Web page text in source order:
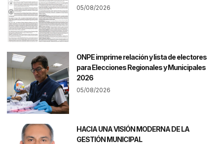
05/08/2026
ONPE imprime relación y lista de electores
para Elecciones Regionales y Municipales
2026
05/08/2026
HACIA UNA VISIÓN MODERNA DE LA
GESTIÓN MUNICIPAL